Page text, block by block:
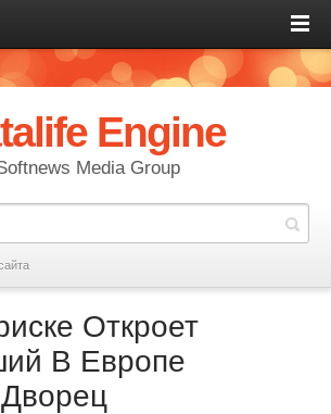
Engine
Media Group
Откроет
В Европе